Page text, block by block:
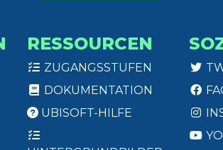
RESSOURCEN
ZUGANGSSTUFEN
DOKUMENTATION
UBISOFT-HILFE